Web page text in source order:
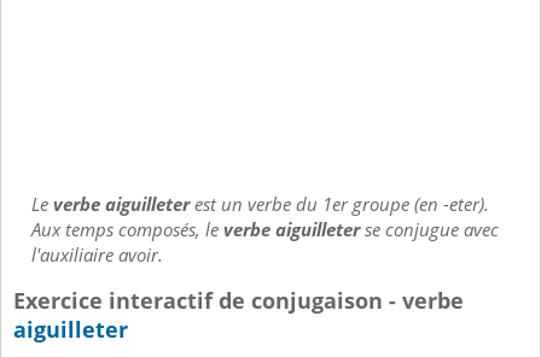
Leverbe aiguilleterest un verbe du 1er groupe (en -eter).
Aux temps composés, leverbe aiguilleterse conjugue avec
l'auxiliaire avoir.
Exercice interactif de conjugaison - verbe
aiguilleter